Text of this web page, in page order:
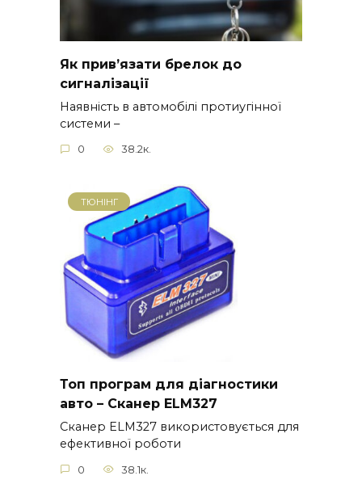
Як прив’язати брелок до
сигналізації
Наявність в автомобілі протиугінної
системи –
0 38.2к.
ТЮНІНГ
Топ програм для діагностики
авто – Сканер ELM327
Сканер ELM327 використовується для
ефективної роботи
0 38.1к.